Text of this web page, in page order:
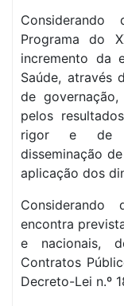
Programa do
incremento da
Saúde, através
de
pelos
rigor e de
disseminação
aplicação dos
encontra
e nacionais,
Contratos
Decreto-Lei n.º